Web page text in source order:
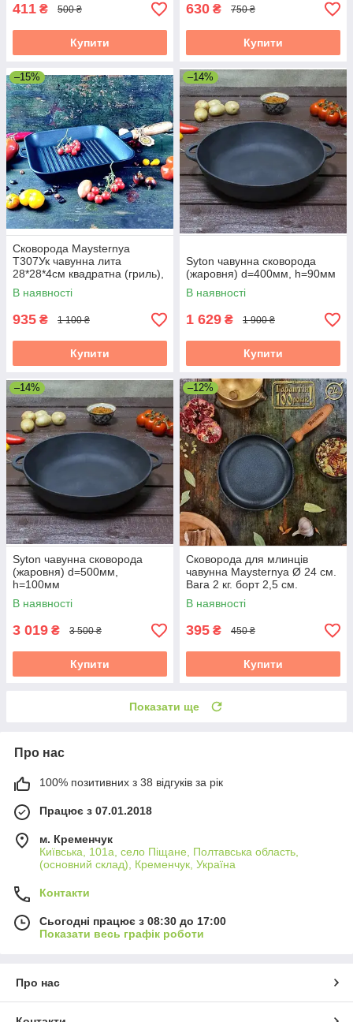
411 ₴ 500 ₴
Купити
630 ₴ 750 ₴
Купити
–15%
Сковорода Maysternya
Т307Ук чавунна лита
28*28*4см квадратна (гриль),
вага 2,7кг
В наявності
935 ₴ 1 100 ₴
Купити
–14%
Syton чавунна сковорода
(жаровня) d=400мм, h=90мм
В наявності
1 629 ₴ 1 900 ₴
Купити
–14%
Syton чавунна сковорода
(жаровня) d=500мм,
h=100мм
В наявності
3 019 ₴ 3 500 ₴
Купити
–12%
Сковорода для млинців
чавунна Maysternya Ø 24 см.
Вага 2 кг. борт 2,5 см.
В наявності
395 ₴ 450 ₴
Купити
Показати ще
Про нас
100% позитивних з 38 відгуків за рік
Працює з 07.01.2018
м. Кременчук
Київська, 101а, село Піщане, Полтавська область,
(основний склад), Кременчук, Україна
Контакти
Сьогодні працює з 08:30 до 17:00
Показати весь графік роботи
Про нас